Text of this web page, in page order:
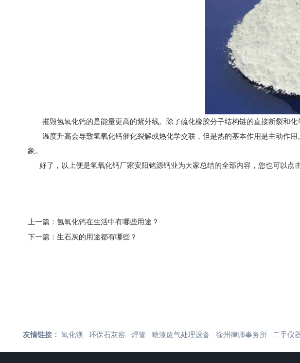
摧毁氢氧化钙的是能量更高的紫外线。除了硫化橡胶分子结构链的直接断裂和
温度升高会导致氢氧化钙催化裂解或热化学交联，但是热的基本作用是主动作用
象。
好了，以上便是氢氧化钙厂家安阳铭源钙业为大家总结的全部内容，您也可以点
上一篇： 氢氧化钙在生活中有哪些用途？
下一篇： 生石灰的用途都有哪些？
友情链接： 氧化镁 环保石灰窑 焊管 喷漆废气处理设备 徐州律师事务所 二手仪